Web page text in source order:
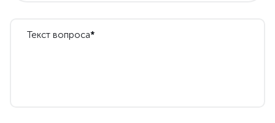
Текст вопроса*